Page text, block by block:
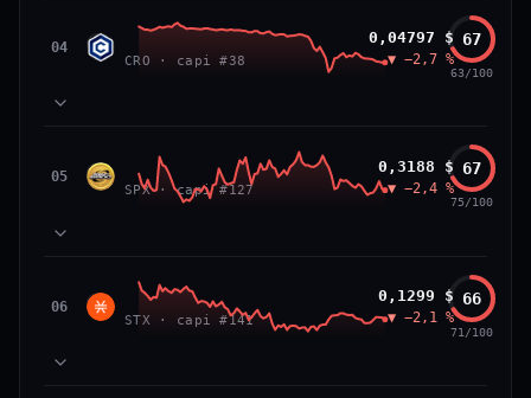
3,6 Md$
VAR. 7 J VAR. 30 J
−84,0 % #26
66/100
04 CRO Cronos
CRO · capi #38
0,04797 $
▼ −2,7 %
67
63/100
81
TECHNIQUE 87
VOLUME 71
39
NEWS
05 SPX SPX6900
SPX · capi #127
0,3188 $
▼ −2,4 %
67
75/100
83
TECHNIQUE 64
VOLUME 72
52
NEWS
06 STX Stacks
STX · capi #141
0,1299 $
▼ −2,1 %
66
71/100